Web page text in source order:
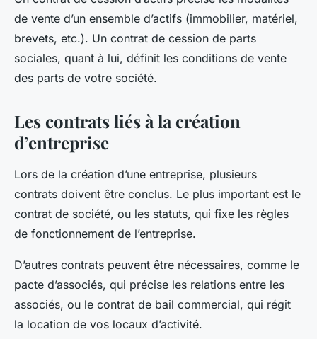
de vente d’un ensemble d’actifs (immobilier, matériel,
brevets, etc.). Un contrat de cession de parts
sociales, quant à lui, définit les conditions de vente
des parts de votre société.
Les contrats liés à la création
d’entreprise
Lors de la création d’une entreprise, plusieurs
contrats doivent être conclus. Le plus important est le
contrat de société, ou les statuts, qui fixe les règles
de fonctionnement de l’entreprise.
D’autres contrats peuvent être nécessaires, comme le
pacte d’associés, qui précise les relations entre les
associés, ou le contrat de bail commercial, qui régit
la location de vos locaux d’activité.